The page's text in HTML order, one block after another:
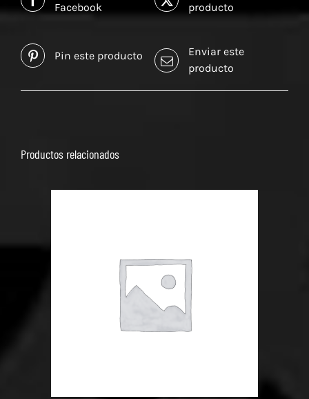
Facebook
producto
Pin este producto
Enviar este
producto
Productos relacionados